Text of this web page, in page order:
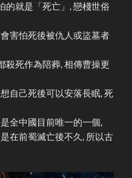
的就是「死亡」, 戀棧世俗
害怕死後被仇人或盜墓者
殺死作為陪葬, 相傳曹操更
自己死後可以安落長眠, 死
全中國目前唯一的一個,
在前蜀滅亡後不久, 所以古